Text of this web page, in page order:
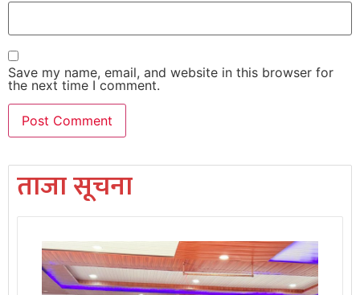
Save my name, email, and website in this browser for
the next time I comment.
ताजा सूचना